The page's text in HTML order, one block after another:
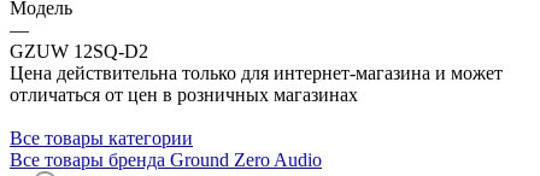
Модель
—
GZUW 12SQ-D2
Цена действительна только для интернет-магазина и может
отличаться от цен в розничных магазинах
Все товары категории
Все товары бренда Ground Zero Audio